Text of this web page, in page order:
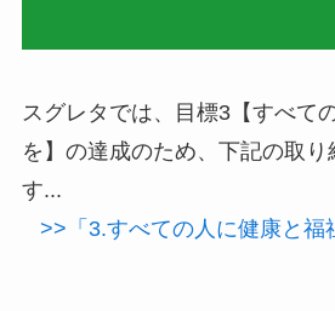
スグレタでは、目標3【すべて
を】の達成のため、下記の取り
す...
>>「3.すべての人に健康と福